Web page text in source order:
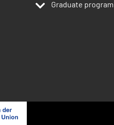
Graduate program